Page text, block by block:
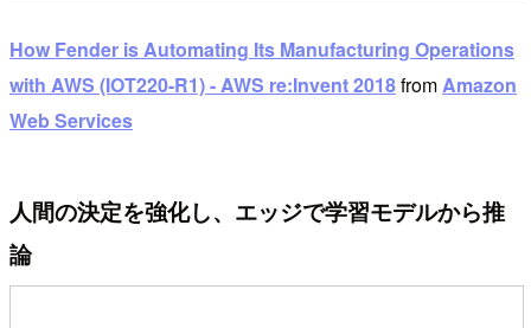
How Fender is Automating Its Manufacturing Operations
with AWS (IOT220-R1) - AWS re:Invent 2018from Amazon
Web Services
人間の決定を強化し、エッジで学習モデルから推
論